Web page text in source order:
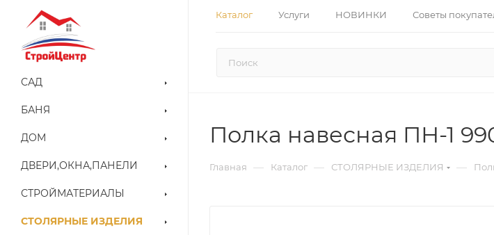
Каталог Услуги НОВИНКИ Советы
САД
БАНЯ
ДОМ
ДВЕРИ,ОКНА,ПАНЕЛИ
СТРОЙМАТЕРИАЛЫ
СТОЛЯРНЫЕ ИЗДЕЛИЯ
Полка навесная ПН-1
Главная — Каталог — СТОЛЯРНЫЕ ИЗДЕЛИЯ —